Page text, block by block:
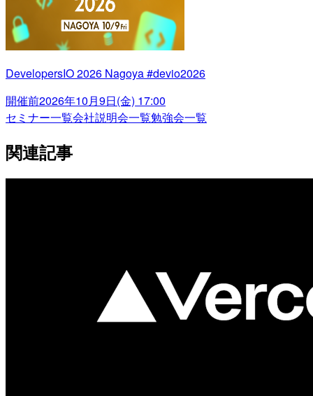
DevelopersIO 2026 Nagoya #devio2026
開催前2026年10月9日(金) 17:00
セミナー一覧会社説明会一覧勉強会一覧
関連記事